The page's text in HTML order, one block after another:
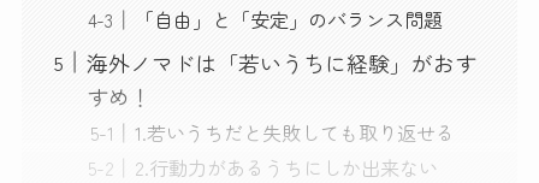
「自由」と「安定」のバランス問題
海外ノマドは「若いうちに経験」がおす
すめ！
1.若いうちだと失敗しても取り返せる
2.行動力があるうちにしか出来ない